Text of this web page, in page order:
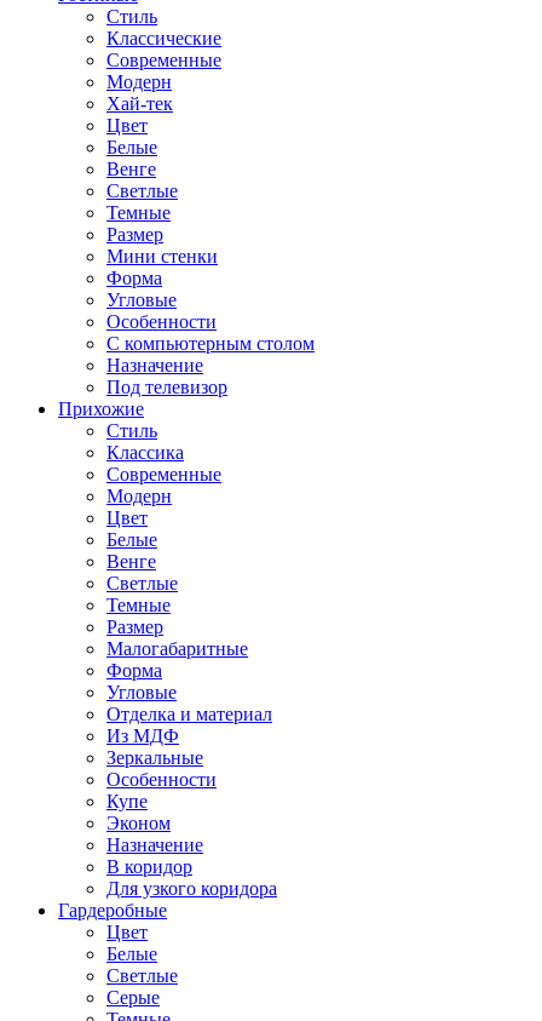
Стиль
Классические
Современные
Модерн
Хай-тек
Цвет
Белые
Венге
Светлые
Темные
Размер
Мини стенки
Форма
Угловые
Особенности
С компьютерным столом
Назначение
Под телевизор
Прихожие
Стиль
Классика
Современные
Модерн
Цвет
Белые
Венге
Светлые
Темные
Размер
Малогабаритные
Форма
Угловые
Отделка и материал
Из МДФ
Зеркальные
Особенности
Купе
Эконом
Назначение
В коридор
Для узкого коридора
Гардеробные
Цвет
Белые
Светлые
Серые